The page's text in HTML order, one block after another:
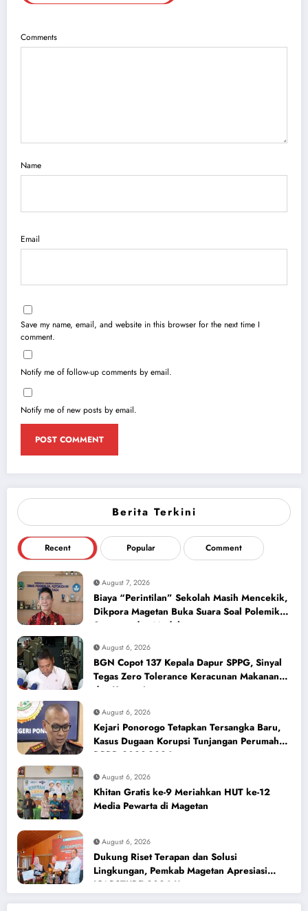
Berita Terkini
Recent Popular Comment
August 7, 2026
Biaya “Perintilan” Sekolah Masih Mencekik,
Dikpora Magetan Buka Suara Soal Polemik
Seragam dan Modul
August 6, 2026
BGN Copot 137 Kepala Dapur SPPG, Sinyal
Tegas Zero Tolerance Keracunan Makanan
dan Korupsi
August 6, 2026
Kejari Ponorogo Tetapkan Tersangka Baru,
Kasus Dugaan Korupsi Tunjangan Perumahan
DPRD 2023-2026
August 6, 2026
Khitan Gratis ke-9 Meriahkan HUT ke-12
Media Pewarta di Magetan
August 6, 2026
Dukung Riset Terapan dan Solusi
Lingkungan, Pemkab Magetan Apresiasi
ICAPSTURE 2026 Unesa
Comments
Name
Email
Save my name, email, and website in this browser for the next time I
comment.
Notify me of follow-up comments by email.
Notify me of new posts by email.